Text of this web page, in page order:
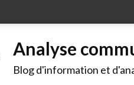
Analyse
Blog d'information et